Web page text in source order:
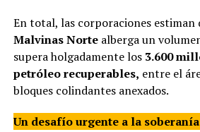
En total, las corporaciones estiman
Malvinas Nortealberga un
supera holgadamente los 3.600
petróleo recuperables, entre el
bloques colindantes anexados.
Un desafío urgente a la